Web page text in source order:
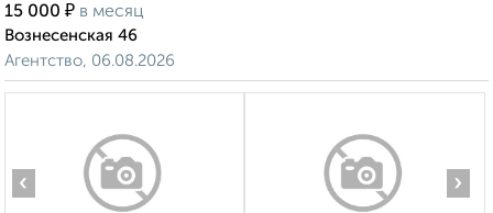
15 000 ₽ в месяц
Вознесенская 46
Агентство, 06.08.2026
‹ ›